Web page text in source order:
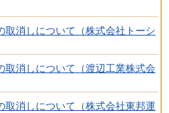
取消しについて（株式会社トーシ
取消しについて（渡辺工業株式会
取消しについて（株式会社東邦運